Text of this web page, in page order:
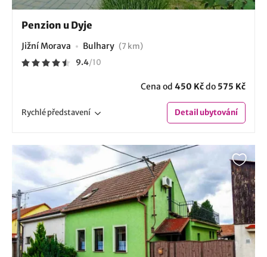
Penzion u Dyje
Jižní Morava Bulhary (7 km)
9.4/10
Cena od 450 Kčdo 575 Kč
Rychlépředstavení Detailubytování